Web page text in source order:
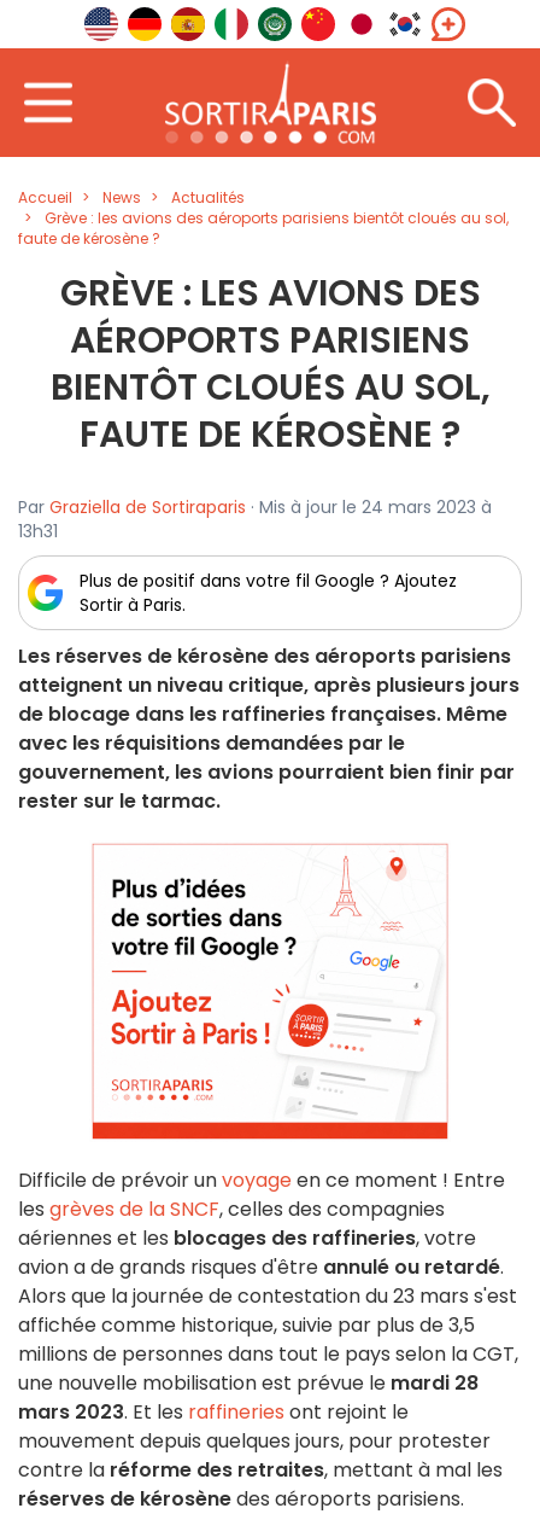
Accueil News
Actualités
Grève : les avions des aéroports parisiens bientôt cloués au sol,
faute de kérosène ?
GRÈVE : LES AVIONS DES
AÉROPORTS PARISIENS
BIENTÔT CLOUÉS AU SOL,
FAUTE DE KÉROSÈNE ?
Par Graziella de Sortiraparis · Mis à jour le 24 mars 2023 à
13h31
Plus de positif dans votre fil Google ? Ajoutez
Sortir à Paris.
Les réserves de kérosène des aéroports parisiens
atteignent un niveau critique, après plusieurs jours
de blocage dans les raffineries françaises. Même
avec les réquisitions demandées par le
gouvernement, les avions pourraient bien finir par
rester sur le tarmac.
Difficile de prévoir unvoyageen ce moment ! Entre
les grèves de la SNCF, celles des compagnies
aériennes et les blocages des raffineries, votre
avion a de grands risques d'être annulé ou retardé.
Alors que la journée de contestation du 23 mars s'est
affichée comme historique, suivie par plus de 3,5
millions de personnes dans tout le pays selon la CGT,
une nouvelle mobilisation est prévue le mardi 28
mars 2023. Et les raffineries ont rejoint le
mouvement depuis quelques jours, pour protester
contre la réforme des retraites, mettant à mal les
réserves de kérosènedes aéroports parisiens.